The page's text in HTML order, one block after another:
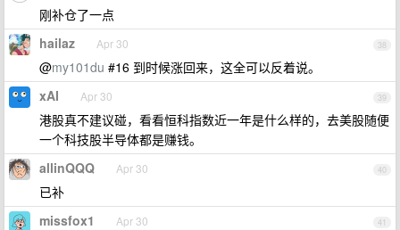
刚补仓了一点
38
hailaz Apr 30
@my101du #16 到时候涨回来，这全可以反着说。
39
xAI Apr 30
港股真不建议碰，看看恒科指数近一年是什么样的，去美股随便
一个科技股半导体都是赚钱。
40
allinQQQ Apr 30
已补
41
missfox1 Apr 30